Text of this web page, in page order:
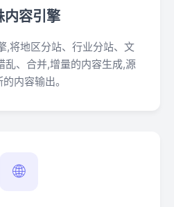
内容引擎
,将地区分站、行业分站、文
乱、合并,增量的内容生成,源
内容输出。
🌐